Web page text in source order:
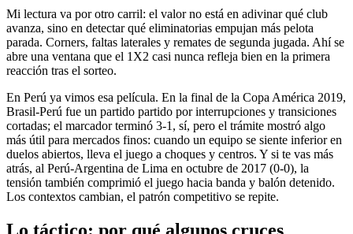
Mi lectura va por otro carril: el valor no está en adivinar qué club
avanza, sino en detectar qué eliminatorias empujan más pelota
parada. Corners, faltas laterales y remates de segunda jugada. Ahí se
abre una ventana que el 1X2 casi nunca refleja bien en la primera
reacción tras el sorteo.
En Perú ya vimos esa película. En la final de la Copa América 2019,
Brasil-Perú fue un partido partido por interrupciones y transiciones
cortadas; el marcador terminó 3-1, sí, pero el trámite mostró algo
más útil para mercados finos: cuando un equipo se siente inferior en
duelos abiertos, lleva el juego a choques y centros. Y si te vas más
atrás, al Perú-Argentina de Lima en octubre de 2017 (0-0), la
tensión también comprimió el juego hacia banda y balón detenido.
Los contextos cambian, el patrón competitivo se repite.
Lo táctico: por qué algunos cruces